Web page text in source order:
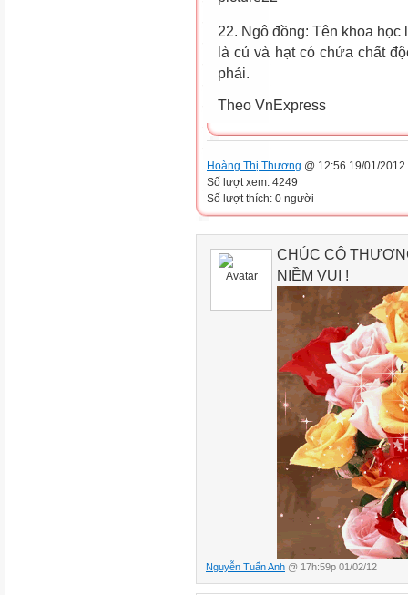
22. Ngô đồng: Tên khoa học
là củ và hạt có chứa chất
phải.
Theo VnExpress
Hoàng Thị Thương @ 12:56 19/01/2012
Số lượt xem: 4249
Số lượt thích: 0 người
CHÚC CÔ
NIỀM VUI !
Nguyễn Tuấn Anh @ 17h:59p 01/02/12